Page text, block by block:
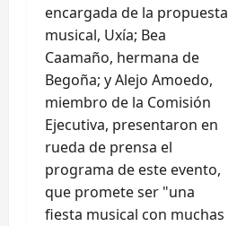
encargada de la propuesta
musical, Uxía; Bea
Caamaño, hermana de
Begoña; y Alejo Amoedo,
miembro de la Comisión
Ejecutiva, presentaron en
rueda de prensa el
programa de este evento,
que promete ser "una
fiesta musical con muchas